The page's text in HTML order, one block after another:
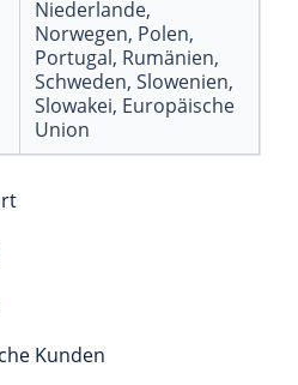
Niederlande,
Norwegen, Polen,
Portugal, Rumänien,
Schweden, Slowenien,
Slowakei, Europäische
Union
Kunden